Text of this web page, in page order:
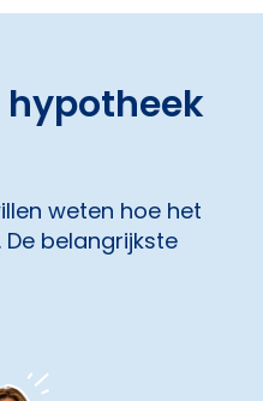
hypotheek
weten hoe het
belangrijkste